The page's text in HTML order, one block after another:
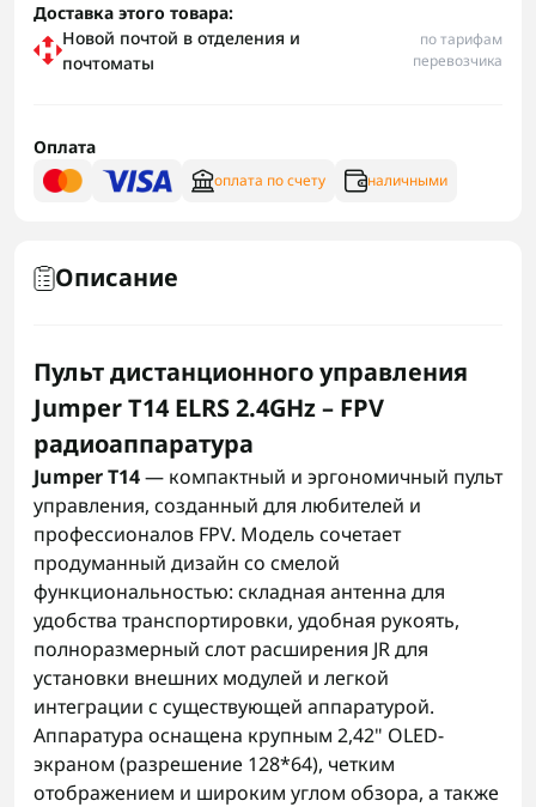
Доставка этого товара:
Новой почтой в отделения и
почтоматы
по тарифам
перевозчика
Оплата
оплата по счету наличными
Описание
Пульт дистанционного управления
Jumper T14 ELRS 2.4GHz – FPV
радиоаппаратура
Jumper T14— компактный и эргономичный пульт
управления, созданный для любителей и
профессионалов FPV. Модель сочетает
продуманный дизайн со смелой
функциональностью: складная антенна для
удобства транспортировки, удобная рукоять,
полноразмерный слот расширения JR для
установки внешних модулей и легкой
интеграции с существующей аппаратурой.
Аппаратура оснащена крупным 2,42" OLED-
экраном (разрешение 128*64), четким
отображением и широким углом обзора, а также